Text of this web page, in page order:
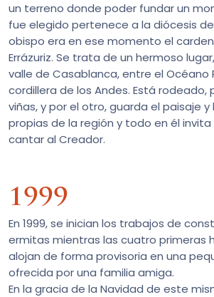
un terreno donde poder fundar un
fue elegido pertenece a la diócesis
obispo era en ese momento el
Errázuriz. Se trata de un hermoso
valle de Casablanca, entre el Océano
cordillera de los Andes. Está rodeado,
viñas, y por el otro, guarda el paisaje
propias de la región y todo en él invita
cantar al Creador.
1999
En 1999, se inician los trabajos de
ermitas mientras las cuatro primeras
alojan de forma provisoria en una
ofrecida por una familia amiga.
En la gracia de la Navidad de este